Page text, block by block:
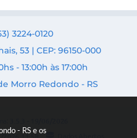
- RS e os
3224-0120
53 | CEP: 96150-000
- 13:00h às 17:00h
Morro Redondo - RS